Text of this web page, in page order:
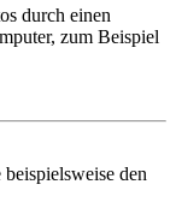
durch einen
zum Beispiel
den